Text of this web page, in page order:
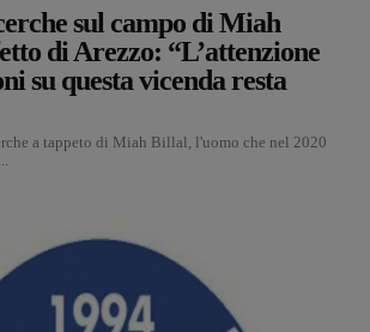
sul campo di Miah
di Arezzo: “L’attenzione
su questa vicenda resta
a tappeto di Miah Billal, l'uomo che nel 2020